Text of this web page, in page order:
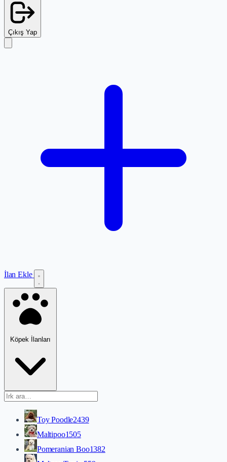
Çıkış Yap
İlan Ekle
Köpek İlanları
Toy Poodle2439
Maltipoo1505
Pomeranian Boo1382